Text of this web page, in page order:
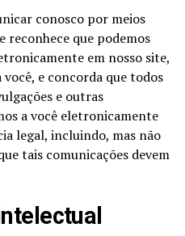
conosco por meios
reconhece que podemos
em nosso site,
e concorda que todos
e outras
a você eletronicamente
legal, incluindo, mas não
tais comunicações devem